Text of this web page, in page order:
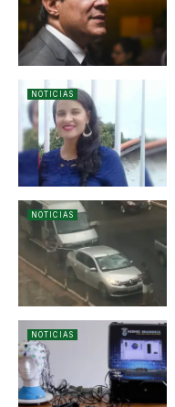
NOTICIAS
NOTICIAS
NOTICIAS